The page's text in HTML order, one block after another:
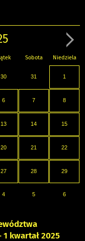
Sobota Niedziela
30 31 1
6 7 8
13 14 15
20 21 22
27 28 29
4 5 6
kwartał 2025